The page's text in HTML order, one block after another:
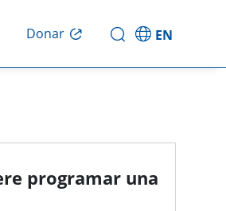
Donar EN
programar una